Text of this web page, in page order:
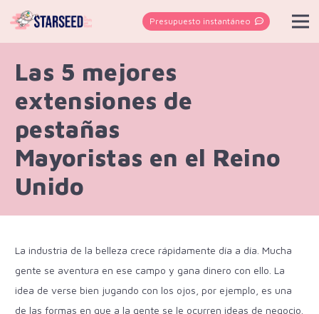
Presupuesto instantáneo
Las 5 mejores
extensiones de
pestañas
Mayoristas en el Reino
Unido
La industria de la belleza crece rápidamente día a día. Mucha
gente se aventura en ese campo y gana dinero con ello. La
idea de verse bien jugando con los ojos, por ejemplo, es una
de las formas en que a la gente se le ocurren ideas de negocio.